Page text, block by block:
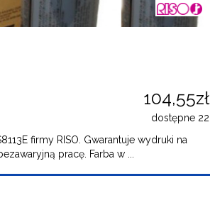
104,55zł
dostępne 22
firmy RISO. Gwarantuje wydruki na
pracę. Farba w ...